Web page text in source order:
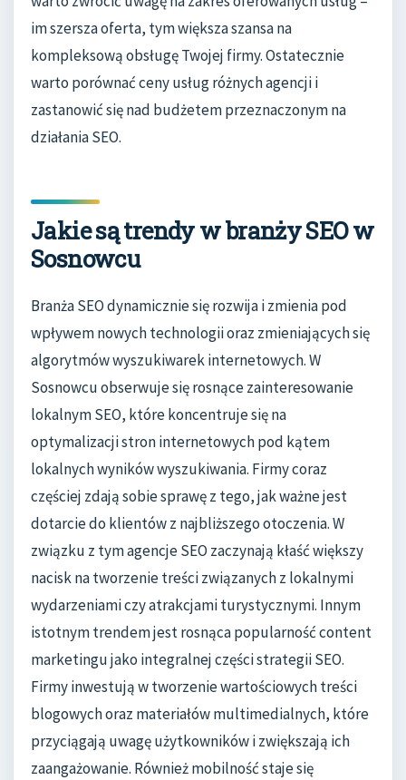
im szersza oferta, tym większa szansa na
kompleksową obsługę Twojej firmy. Ostatecznie
warto porównać ceny usług różnych agencji i
zastanowić się nad budżetem przeznaczonym na
działania SEO.
Jakie są trendy w branży SEO w
Sosnowcu
Branża SEO dynamicznie się rozwija i zmienia pod
wpływem nowych technologii oraz zmieniających się
algorytmów wyszukiwarek internetowych. W
Sosnowcu obserwuje się rosnące zainteresowanie
lokalnym SEO, które koncentruje się na
optymalizacji stron internetowych pod kątem
lokalnych wyników wyszukiwania. Firmy coraz
częściej zdają sobie sprawę z tego, jak ważne jest
dotarcie do klientów z najbliższego otoczenia. W
związku z tym agencje SEO zaczynają kłaść większy
nacisk na tworzenie treści związanych z lokalnymi
wydarzeniami czy atrakcjami turystycznymi. Innym
istotnym trendem jest rosnąca popularność content
marketingu jako integralnej części strategii SEO.
Firmy inwestują w tworzenie wartościowych treści
blogowych oraz materiałów multimedialnych, które
przyciągają uwagę użytkowników i zwiększają ich
zaangażowanie. Również mobilność staje się